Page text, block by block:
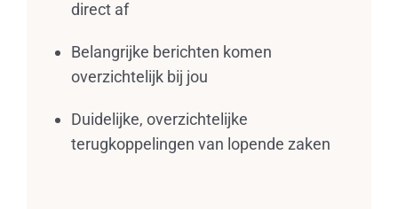
direct af
Belangrijke berichten komen
overzichtelijk bij jou
Duidelijke, overzichtelijke
terugkoppelingen van lopende zaken